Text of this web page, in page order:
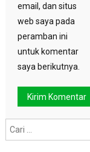
email, dan situs
web saya pada
peramban ini
untuk komentar
saya berikutnya.